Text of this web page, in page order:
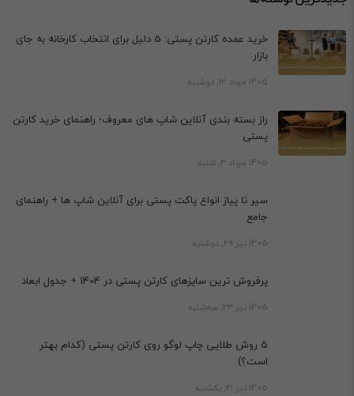
خرید عمده کارتن پستی: 5 دلیل برای انتخاب کارخانه به جای
بازار
1405 مرداد 12, دوشنبه
راز بسته بندی آنلاین شاپ های معروف؛ راهنمای خرید کارتن
پستی
1405 مرداد 3, شنبه
سیر تا پیاز انواع پاکت پستی برای آنلاین شاپ ها + راهنمای
جامع
1405 تیر 29, دوشنبه
پرفروش ترین سایزهای کارتن پستی در 1404 + جدول ابعاد
1405 تیر 23, سه‌شنبه
5 روش طلایی چاپ لوگو روی کارتن پستی (کدام بهتر
است؟)
1405 تیر 21, یکشنبه